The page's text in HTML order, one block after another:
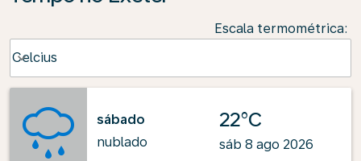
Escala termométrica:
Celcius
keyboard_arrow_down
sábado
nublado
22°C
sáb 8 ago 2026